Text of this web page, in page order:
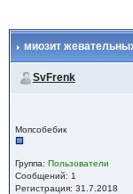
миозит
SvFrenk
Мопсобебик
Группа: Пользователи
Сообщений: 1
Регистрация: 31.7.2018